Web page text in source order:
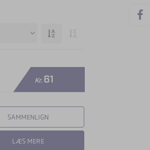
Kr. 61
SAMMENLIGN
LÆS MERE